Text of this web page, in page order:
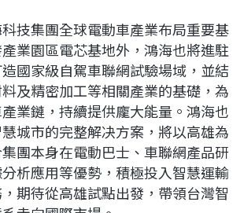
技集團全球電動車產業布局重要基
業園區電芯基地外，鴻海也將進駐
國家級自駕車聯網試驗場域，並結
及精密加工等相關產業的基礎，為
業鏈，持續提供龐大能量。鴻海也
城市的完整解决方案，將以高雄為
團本身在電動巴士、車聯網產品研
析應用等優勢，積極投入智慧運輸
期待從高雄試點出發，帶領台灣智